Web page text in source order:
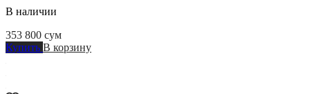
В наличии
353 800 сум
Купить В корзину